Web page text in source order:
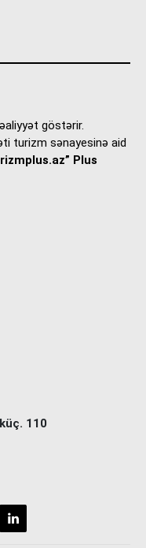
göstərir.
turizm sənayesinə aid
Plus
110